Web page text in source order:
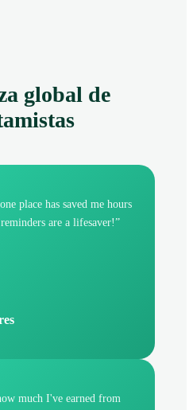
global de
place has saved me hours
are a lifesaver!”
much I've earned from